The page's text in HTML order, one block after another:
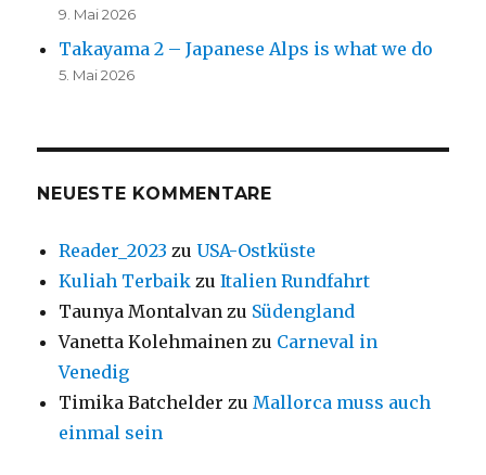
9. Mai 2026
Takayama 2 – Japanese Alps is what we do
5. Mai 2026
NEUESTE KOMMENTARE
Reader_2023 zuUSA-Ostküste
Kuliah Terbaik zuItalien Rundfahrt
Taunya Montalvan zu Südengland
Vanetta Kolehmainen zu Carneval in
Venedig
Timika Batchelder zu Mallorca muss auch
einmal sein